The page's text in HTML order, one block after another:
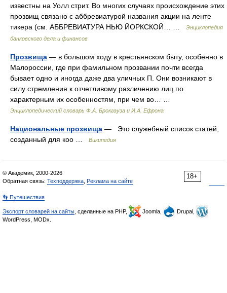
известны на Уолл стрит. Во многих случаях происхождение этих
прозвищ связано с аббревиатурой названия акции на ленте
тикера (см. АББРЕВИАТУРА НЬЮ ЙОРКСКОЙ… …
Энциклопедия
банковского дела и финансов
Прозвища — в большом ходу в крестьянском быту, особенно в
Малороссии, где при фамильном прозвании почти всегда
бывает одно и иногда даже два уличных П. Они возникают в
силу стремления к отчетливому различению лиц по
характерным их особенностям, при чем во… …
Энциклопедический словарь Ф.А. Брокгауза и И.А. Ефрона
Национальные прозвища — Это служебный список статей,
созданный для коо …
Википедия
18+
© Академик, 2000-2026
Обратная связь: Техподдержка Реклама на сайте
👣 Путешествия
Экспорт словарей на сайты , сделанные на PHP, Joomla,
Drupal,
WordPress, MODx.